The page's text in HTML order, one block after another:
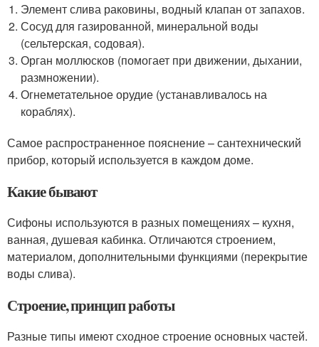
Элемент слива раковины, водный клапан от запахов.
Сосуд для газированной, минеральной воды
(сельтерская, содовая).
Орган моллюсков (помогает при движении, дыхании,
размножении).
Огнеметательное орудие (устанавливалось на
кораблях).
Самое распространенное пояснение – сантехнический
прибор, который используется в каждом доме.
Какие бывают
Сифоны используются в разных помещениях – кухня,
ванная, душевая кабинка. Отличаются строением,
материалом, дополнительными функциями (перекрытие
воды слива).
Строение, принцип работы
Разные типы имеют сходное строение основных частей.